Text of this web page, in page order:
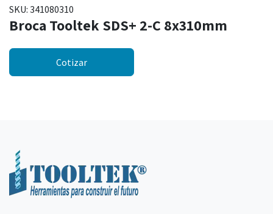
SKU: 341080310
Broca Tooltek SDS+ 2-C 8x310mm
Cotizar